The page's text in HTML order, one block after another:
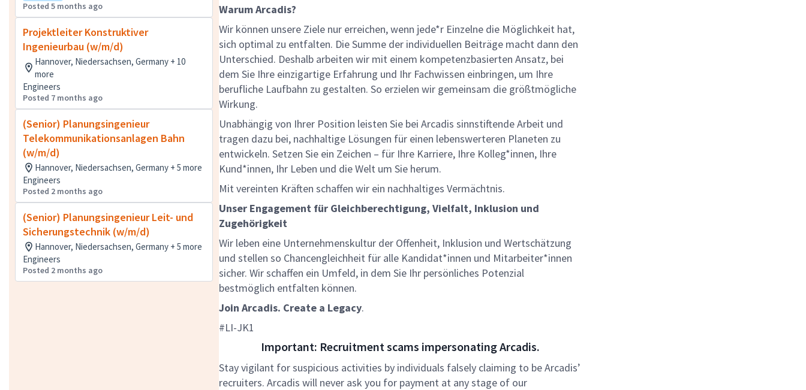
Posted 5 months ago
Projektleiter Konstruktiver
Ingenieurbau (w/m/d)
Hannover, Niedersachsen, Germany + 10
more
Engineers
Posted 7 months ago
(Senior) Planungsingenieur
Telekommunikationsanlagen Bahn
(w/m/d)
Hannover, Niedersachsen, Germany + 5 more
Engineers
Posted 2 months ago
(Senior) Planungsingenieur Leit- und
Sicherungstechnik (w/m/d)
Hannover, Niedersachsen, Germany + 5 more
Engineers
Posted 2 months ago
Warum Arcadis?
Wir können unsere Ziele nur erreichen, wenn jede*r Einzelne die Möglichkeit hat,
sich optimal zu entfalten. Die Summe der individuellen Beiträge macht dann den
Unterschied. Deshalb arbeiten wir mit einem kompetenzbasierten Ansatz, bei
dem Sie Ihre einzigartige Erfahrung und Ihr Fachwissen einbringen, um Ihre
berufliche Laufbahn zu gestalten. So erzielen wir gemeinsam die größtmögliche
Wirkung.
Unabhängig von Ihrer Position leisten Sie bei Arcadis sinnstiftende Arbeit und
tragen dazu bei, nachhaltige Lösungen für einen lebenswerteren Planeten zu
entwickeln. Setzen Sie ein Zeichen – für Ihre Karriere, Ihre Kolleg*innen, Ihre
Kund*innen, Ihr Leben und die Welt um Sie herum.
Mit vereinten Kräften schaffen wir ein nachhaltiges Vermächtnis.
Unser Engagement für Gleichberechtigung, Vielfalt, Inklusion und
Zugehörigkeit
Wir leben eine Unternehmenskultur der Offenheit, Inklusion und Wertschätzung
und stellen so Chancengleichheit für alle Kandidat*innen und Mitarbeiter*innen
sicher. Wir schaffen ein Umfeld, in dem Sie Ihr persönliches Potenzial
bestmöglich entfalten können.
Join Arcadis. Create a Legacy.
#LI-JK1
Important: Recruitment scams impersonating Arcadis.
Stay vigilant for suspicious activities by individuals falsely claiming to be Arcadis’
recruiters. Arcadis will never ask you for payment at any stage of our